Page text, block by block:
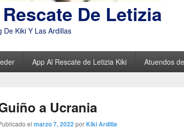
De Letizia
De Kiki Y Las Ardillas
App Al Rescate de Letizia Kiki Atuendos
a Ucrania
el marzo 7, 2022por Kiki Ardilla